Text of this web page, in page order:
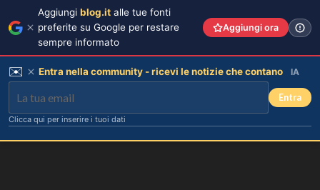
Aggiungi blog.it alle tue fonti
preferite su Google per restare
sempre informato
Aggiungi ora
✉️ Entra nella community - ricevi le notizie che contano IA
Entra
Clicca qui per inserire i tuoi dati